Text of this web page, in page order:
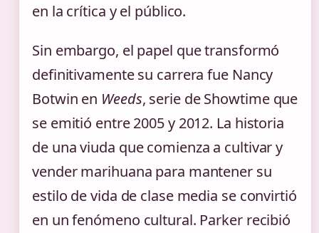
en la crítica y el público.
Sin embargo, el papel que transformó
definitivamente su carrera fue Nancy
Botwin en Weeds, serie de Showtime que
se emitió entre 2005 y 2012. La historia
de una viuda que comienza a cultivar y
vender marihuana para mantener su
estilo de vida de clase media se convirtió
en un fenómeno cultural. Parker recibió